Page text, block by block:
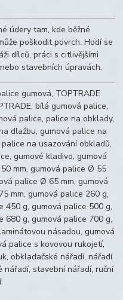
údery tam, kde běžné
poškodit povrch. Hodí se
dílců, práci s citlivějšími
stavebních úpravách.
gumová, TOPTRADE
bílá gumová palice,
palice, palice na obklady,
dlažbu, gumová palice na
na usazování obkladů,
gumové kladivo, gumová
mm, gumová palice Ø 55
palice Ø 65 mm, gumová
mm, gumová palice 260 g,
450 g, gumová palice 500 g,
680 g, gumová palice 700 g,
násadou, gumová
palice s kovovou rukojetí,
obkladačské nářadí, nářadí
nářadí, stavební nářadí, ruční